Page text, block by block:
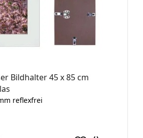
Bildhalter 45 x 85 cm
reflexfrei